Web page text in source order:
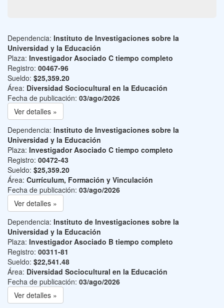
Dependencia: Instituto de Investigaciones sobre la
Universidad y la Educación
Plaza: Investigador Asociado C tiempo completo
Registro: 00467-96
Sueldo: $25,359.20
Área: Diversidad Sociocultural en la Educación
Fecha de publicación: 03/ago/2026
Ver detalles »
Dependencia: Instituto de Investigaciones sobre la
Universidad y la Educación
Plaza: Investigador Asociado C tiempo completo
Registro: 00472-43
Sueldo: $25,359.20
Área: Currículum, Formación y Vinculación
Fecha de publicación: 03/ago/2026
Ver detalles »
Dependencia: Instituto de Investigaciones sobre la
Universidad y la Educación
Plaza: Investigador Asociado B tiempo completo
Registro: 00311-81
Sueldo: $22,541.48
Área: Diversidad Sociocultural en la Educación
Fecha de publicación: 03/ago/2026
Ver detalles »